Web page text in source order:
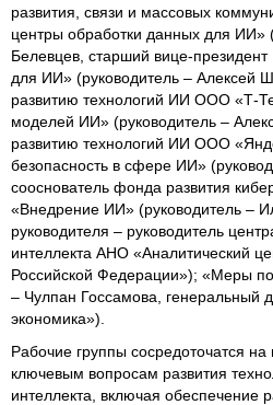
развития, связи и массовых
центры обработки данных для ИИ»
Белевцев, старший вице-
для ИИ» (руководитель – Алексей
развитию технологий ИИ ООО «Т-
моделей ИИ» (руководитель –
развитию технологий ИИ ООО
безопасность в сфере ИИ»
сооснователь фонда развития
«Внедрение ИИ» (руководитель –
руководителя – руководитель
интеллекта АНО «Аналитический
Российской Федерации»); «Меры
– Чулпан Госсамова, генеральный
экономика»).
Рабочие группы сосредоточатся
ключевым вопросам развития
интеллекта, включая обеспечение